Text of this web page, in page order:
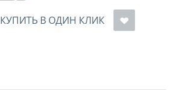
КУПИТЬ В ОДИН КЛИК